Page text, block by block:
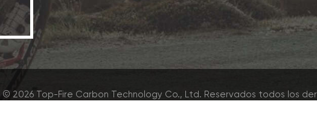
2026 Top-Fire Carbon Technology Co., Ltd. Reservados todos los